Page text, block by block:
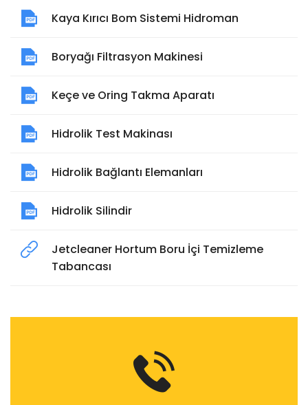
Kaya Kırıcı Bom Sistemi Hidroman
Boryağı Filtrasyon Makinesi
Keçe ve Oring Takma Aparatı
Hidrolik Test Makinası
Hidrolik Bağlantı Elemanları
Hidrolik Silindir
Jetcleaner Hortum Boru İçi Temizleme
Tabancası